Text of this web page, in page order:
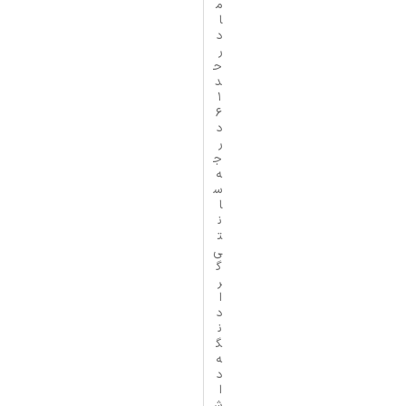
م
ا
د
ر
ح
د
1
6
د
ر
ج
ه
س
ا
ن
ت
ی‌
گ
ر
ا
د
ن
گ
ه
د
ا